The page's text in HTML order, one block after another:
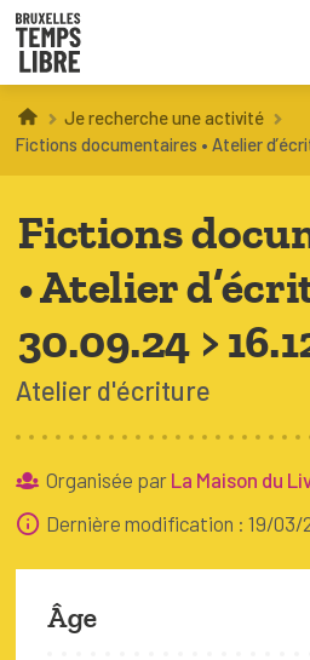
Infos parents
Coordinations ATL
À BRUXELLES
Je recherche une activité
Fictions documentaires • Atelier
Fictions
• Atelier
30.09.24 >
Atelier d'écriture
Organisée par La Maison du
Dernière modification : 19/03/
Âge